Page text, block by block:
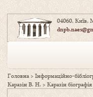
04060, Київ,
Головна >Інформаційно-
Каразін В. Н. >Каразін біографія